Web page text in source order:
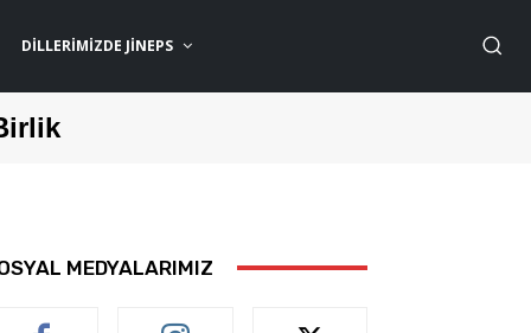
DILLERIMIZDE JİNEPS
MEDYALARIMIZ